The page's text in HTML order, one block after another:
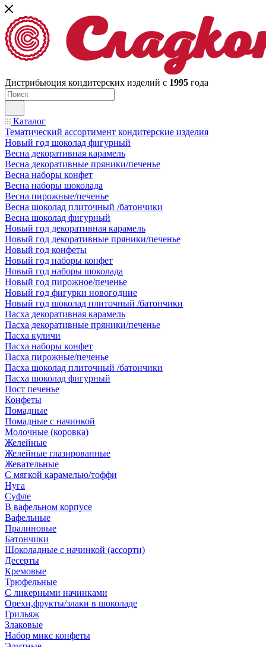
Дистрибьюция кондитерских изделий с 1995 года
Каталог
Тематический ассортимент кондитерские изделия
Новый год шоколад фигурный
Весна декоративная карамель
Весна декоративные пряники/печенье
Весна наборы конфет
Весна наборы шоколада
Весна пирожные/печенье
Весна шоколад плиточный /батончики
Весна шоколад фигурный
Новый год декоративная карамель
Новый год декоративные пряники/печенье
Новый год конфеты
Новый год наборы конфет
Новый год наборы шоколада
Новый год пирожное/печенье
Новый год фигурки новогодние
Новый год шоколад плиточный /батончики
Пасха декоративная карамель
Пасха декоративные пряники/печенье
Пасха куличи
Пасха наборы конфет
Пасха пирожные/печенье
Пасха шоколад плиточный /батончики
Пасха шоколад фигурный
Пост печенье
Конфеты
Помадные
Помадные с начинкой
Молочные (коровка)
Желейные
Желейные глазированные
Жевательные
С мягкой карамелью/тоффи
Нуга
Суфле
В вафельном корпусе
Вафельные
Пралиновые
Батончики
Шоколадные с начинкой (ассорти)
Десерты
Кремовые
Трюфельные
С ликерными начинками
Орехи,фрукты/злаки в шоколаде
Грильяж
Злаковые
Набор микс конфеты